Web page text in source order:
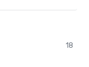
18